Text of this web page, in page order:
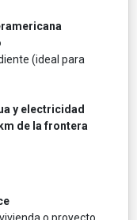
(ideal para
y electricidad
de la frontera